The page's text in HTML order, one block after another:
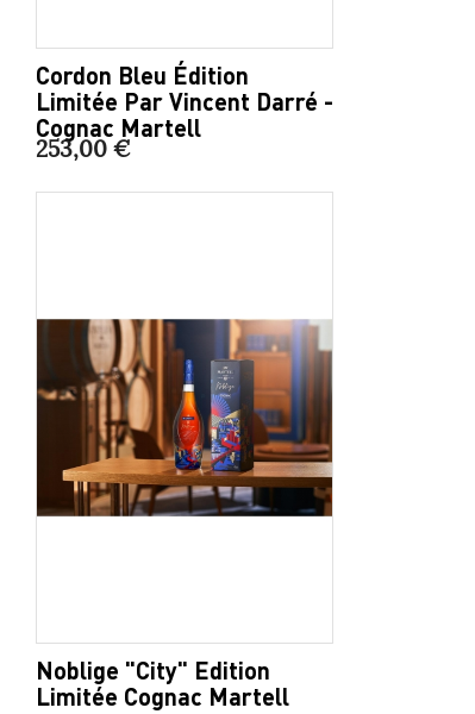
Cordon Bleu Édition
Limitée Par Vincent Darré -
Cognac Martell
253,00 €
Noblige "City" Edition
Limitée Cognac Martell